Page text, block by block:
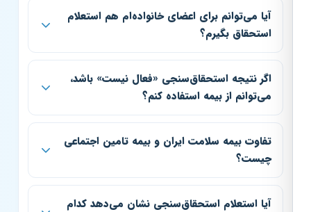
آیا می‌توانم برای اعضای خانواده‌ام هم استعلام
استحقاق بگیرم؟
اگر نتیجه استحقاق‌سنجی «فعال نیست» باشد،
می‌توانم از بیمه استفاده کنم؟
تفاوت بیمه سلامت ایران و بیمه تامین اجتماعی
چیست؟
آیا استعلام استحقاق‌سنجی نشان می‌دهد کدام